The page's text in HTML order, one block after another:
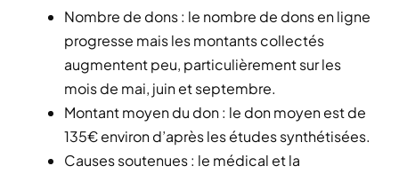
Nombre de dons : le nombre de dons en ligne
progresse mais les montants collectés
augmentent peu, particulièrement sur les
mois de mai, juin et septembre.
Montant moyen du don : le don moyen est de
135€ environ d’après les études synthétisées.
Causes soutenues : le médical et la